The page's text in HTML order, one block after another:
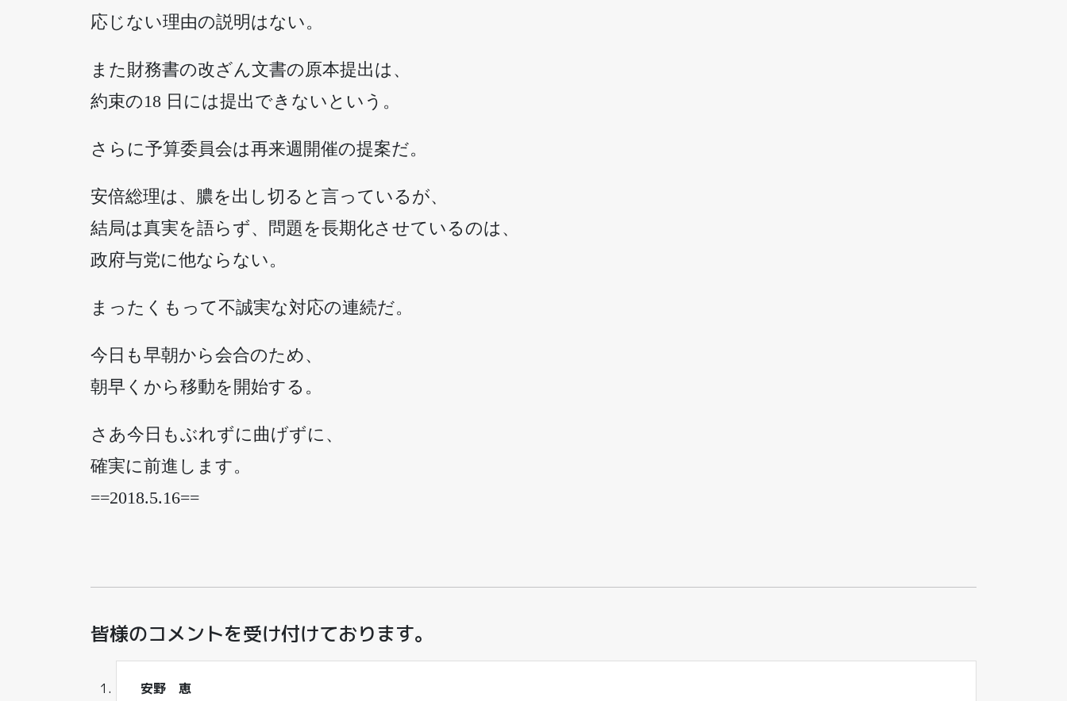
応じない理由の説明はない。
また財務書の改ざん文書の原本提出は、
約束の18 日には提出できないという。
さらに予算委員会は再来週開催の提案だ。
安倍総理は、膿を出し切ると言っているが、
結局は真実を語らず、問題を長期化させているのは、
政府与党に他ならない。
まったくもって不誠実な対応の連続だ。
今日も早朝から会合のため、
朝早くから移動を開始する。
さあ今日もぶれずに曲げずに、
確実に前進します。
==2018.5.16==
皆様のコメントを受け付けております。
安野 恵